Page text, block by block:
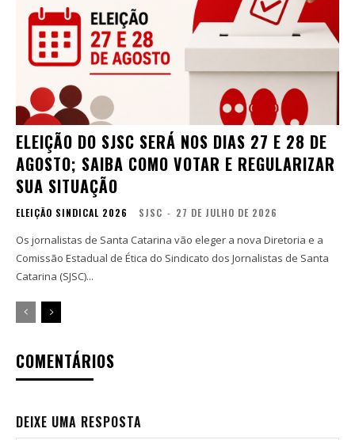
ELEIÇÃO DO SJSC SERÁ NOS DIAS 27 E 28 DE
AGOSTO; SAIBA COMO VOTAR E REGULARIZAR
SUA SITUAÇÃO
ELEIÇÃO SINDICAL 2026 SJSC - 27 DE JULHO DE 2026
Os jornalistas de Santa Catarina vão eleger a nova Diretoria e a
Comissão Estadual de Ética do Sindicato dos Jornalistas de Santa
Catarina (SJSC)...
COMENTÁRIOS
DEIXE UMA RESPOSTA